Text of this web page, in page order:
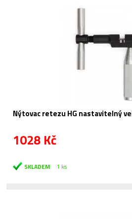
Nýtovac retezu HG nastavitelný
1028 Kč
SKLADEM 1 ks